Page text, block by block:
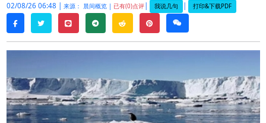
02/08/26 06:48 | 来源： 晨间概览 | 已有(0)点评| 我说几句 | 打印&下载PDF
facebooktwitterline telegramreddit pinterestweixin